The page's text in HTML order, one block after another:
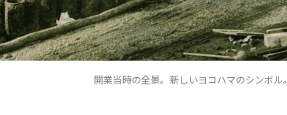
開業当時の全景。新しいヨコハマのシンボル。